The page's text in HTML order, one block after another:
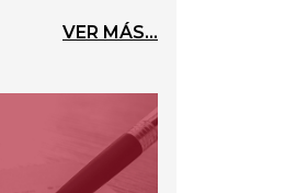
VER MÁS...